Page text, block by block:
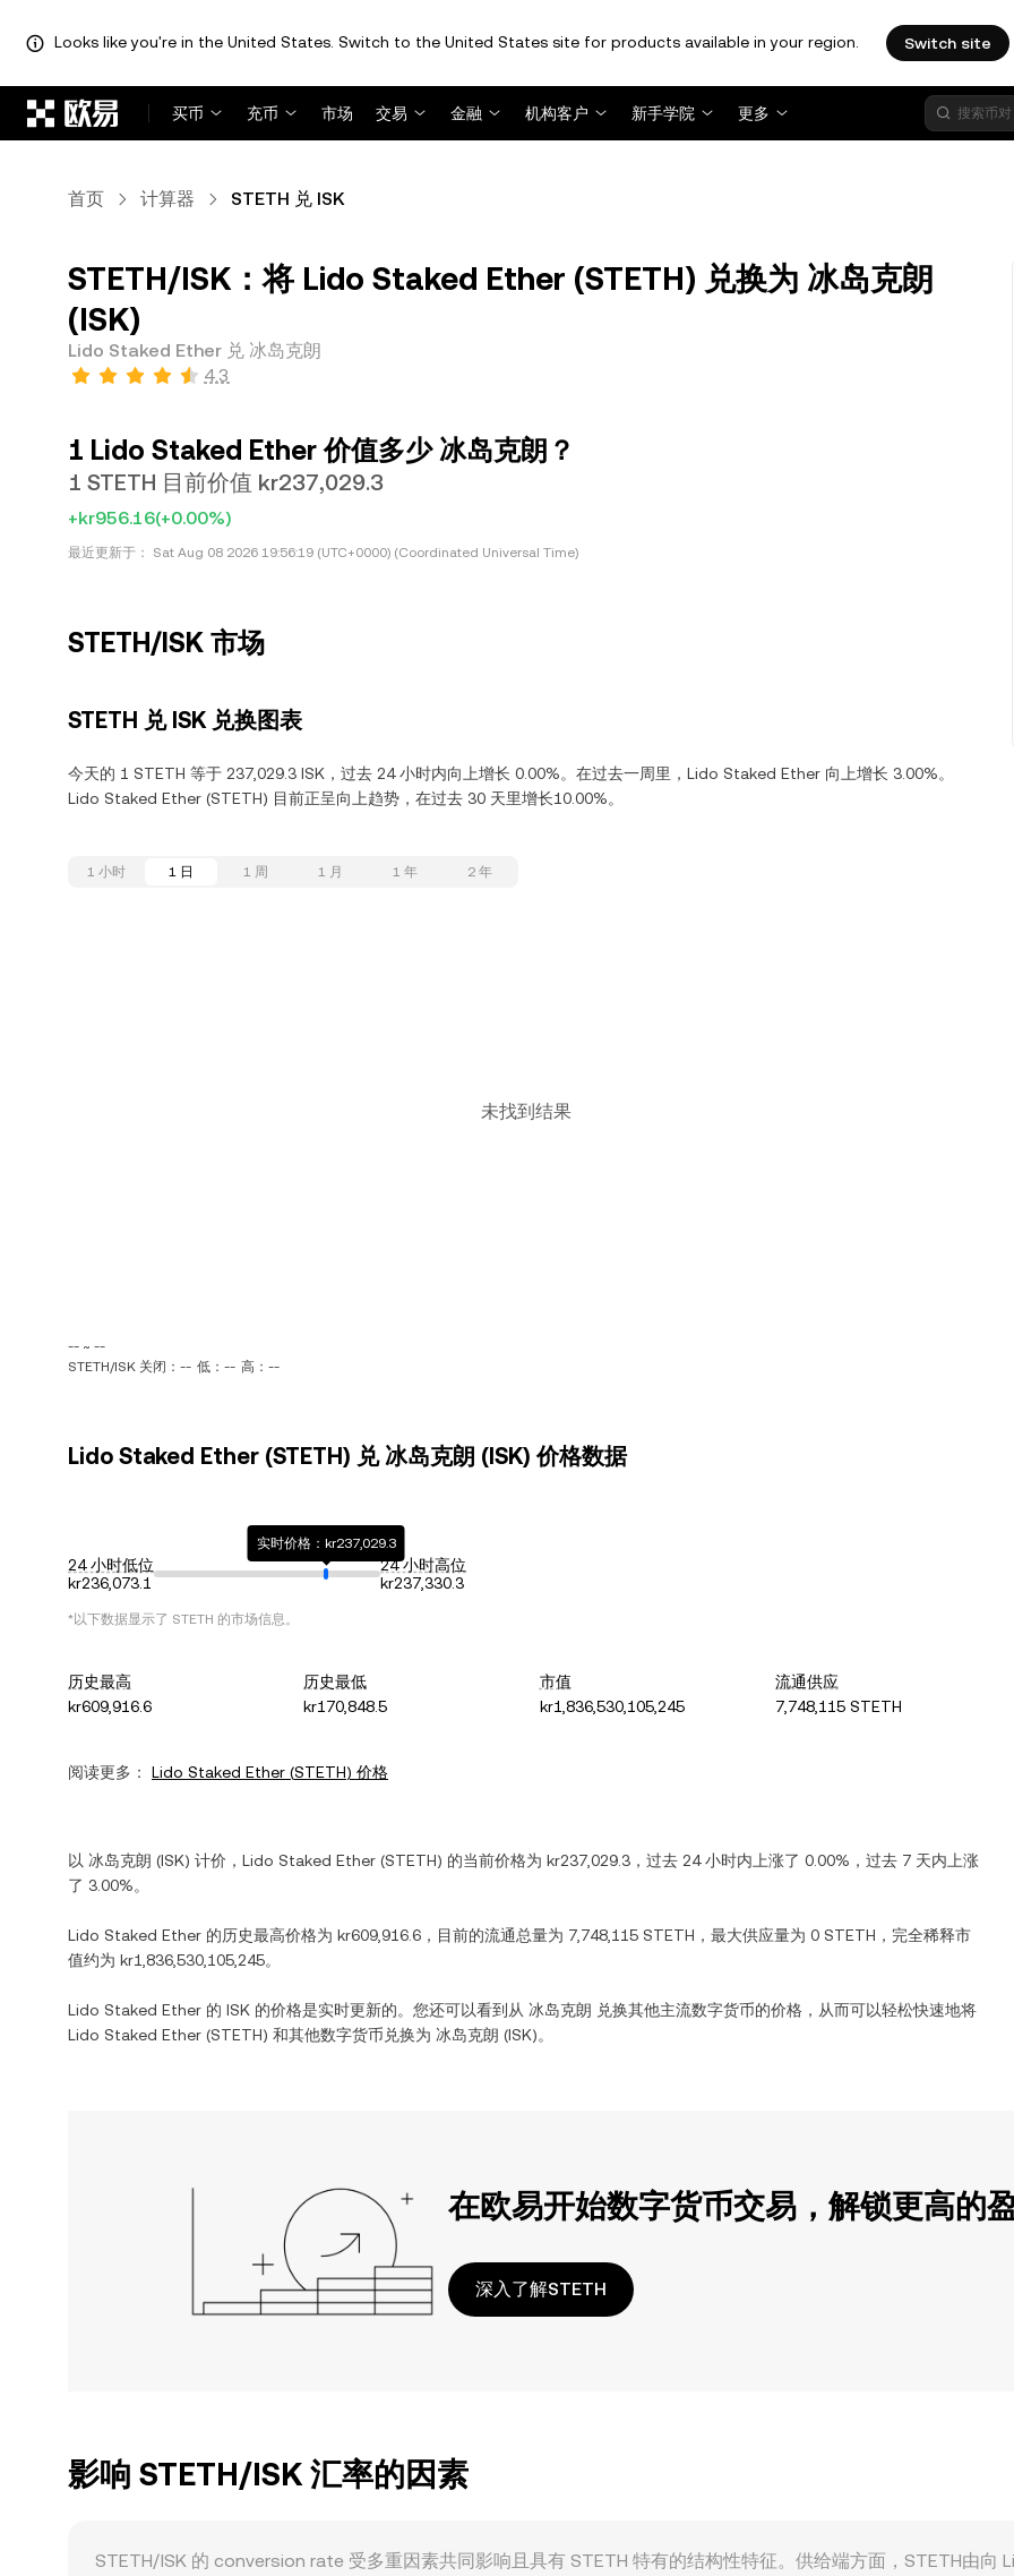
Looks like you're in the United States. Switch to the United States site for products available in your region. Switch site
买币
充币 市场 交易 金融 机构客户 新手学院 更多
首页 计算器 STETH 兑 ISK
STETH/ISK：将 Lido Staked Ether (STETH) 兑换为 冰岛克朗
(ISK)
Lido Staked Ether 兑 冰岛克朗
4.3
1 Lido Staked Ether 价值多少 冰岛克朗？
1 STETH 目前价值 kr237,029.3
+kr956.16(+0.00%)
最近更新于： Sat Aug 08 2026 19:56:19 (UTC+0000) (Coordinated Universal Time)
STETH/ISK 市场
STETH 兑 ISK 兑换图表
今天的 1 STETH 等于 237,029.3 ISK，过去 24 小时内向上增长 0.00%。在过去一周里，Lido Staked Ether 向上增长 3.00%。
Lido Staked Ether (STETH) 目前正呈向上趋势，在过去 30 天里增长10.00%。
1 小时 1 日 1 周 1 月 1 年 2 年
未找到结果
-- ~ --
STETH/ISK 关闭：-- 低：-- 高：--
Lido Staked Ether (STETH) 兑 冰岛克朗 (ISK) 价格数据
24 小时低位
kr236,073.1
实时价格：kr237,029.3
24 小时高位
kr237,330.3
*以下数据显示了 STETH 的市场信息。
历史最高
kr609,916.6
历史最低
kr170,848.5
市值
kr1,836,530,105,245
流通供应
7,748,115 STETH
阅读更多： Lido Staked Ether (STETH) 价格
以 冰岛克朗 (ISK) 计价， Lido Staked Ether (STETH) 的当前价格为 kr237,029.3 ，过去 24 小时内 上涨了 0.00% ，过去 7 天内 上涨
了 3.00%。
Lido Staked Ether 的历史最高价格为 kr609,916.6 ，目前的流通总量为 7,748,115 STETH ，最大供应量为 0 STETH ，完全稀释市
值约为 kr1,836,530,105,245。
Lido Staked Ether 的 ISK 的价格是实时更新的。您还可以看到从 冰岛克朗 兑换其他主流数字货币的价格，从而可以轻松快速地将
Lido Staked Ether (STETH) 和其他数字货币兑换为 冰岛克朗 (ISK)。
在欧易开始数字货币交易，解锁更高的
深入了解STETH
影响 STETH/ISK 汇率的因素
STETH/ISK 的 conversion rate 受多重因素共同影响且具有 STETH 特有的结构性特征。供给端方面，STETH由向